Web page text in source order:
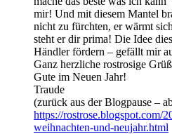
mir! Und mit diesem Mantel
nicht zu fürchten, er wärmt
steht er dir prima! Die Idee
Händler fördern – gefällt mir
Ganz herzliche rostrosige
Gute im Neuen Jahr!
Traude
(zurück aus der Blogpause –
https://rostrose.blogspot.com/
weihnachten-und-neujahr.html